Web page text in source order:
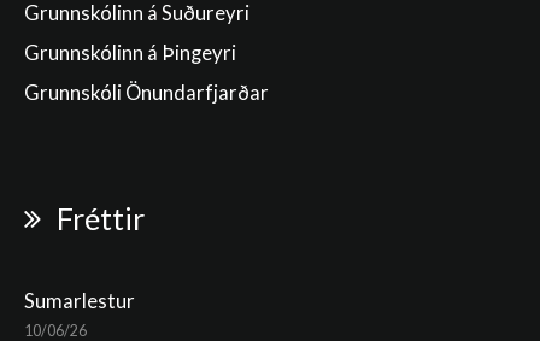
Grunnskólinn á Suðureyri
Grunnskólinn á Þingeyri
Grunnskóli Önundarfjarðar
Fréttir
Sumarlestur
10/06/26